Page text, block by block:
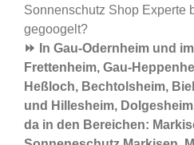
Sonnenschutz Shop Experte
gegoogelt?
⏩ In Gau-Odernheim und
Frettenheim, Gau-
Heßloch, Bechtolsheim,
und Hillesheim,
da in den Bereichen: